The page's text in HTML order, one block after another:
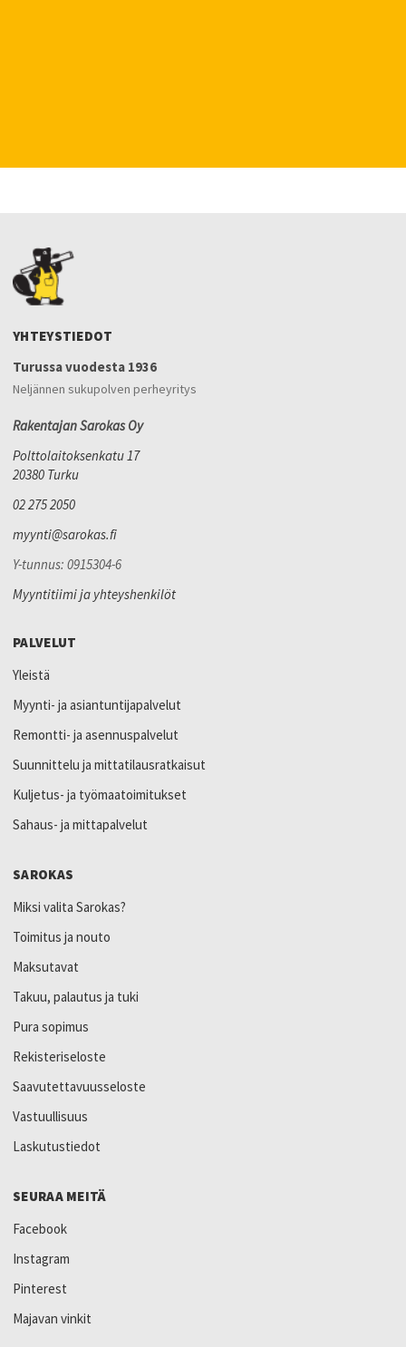
YHTEYSTIEDOT
Turussa vuodesta 1936
Neljännen sukupolven perheyritys
Rakentajan Sarokas Oy
Polttolaitoksenkatu 17
20380 Turku
02 275 2050
myynti@sarokas.fi
Y-tunnus: 0915304-6
Myyntitiimi ja yhteyshenkilöt
PALVELUT
Yleistä
Myynti- ja asiantuntijapalvelut
Remontti- ja asennuspalvelut
Suunnittelu ja mittatilausratkaisut
Kuljetus- ja työmaatoimitukset
Sahaus- ja mittapalvelut
SAROKAS
Miksi valita Sarokas?
Toimitus ja nouto
Maksutavat
Takuu, palautus ja tuki
Pura sopimus
Rekisteriseloste
Saavutettavuusseloste
Vastuullisuus
Laskutustiedot
SEURAA MEITÄ
Facebook
Instagram
Pinterest
Majavan vinkit